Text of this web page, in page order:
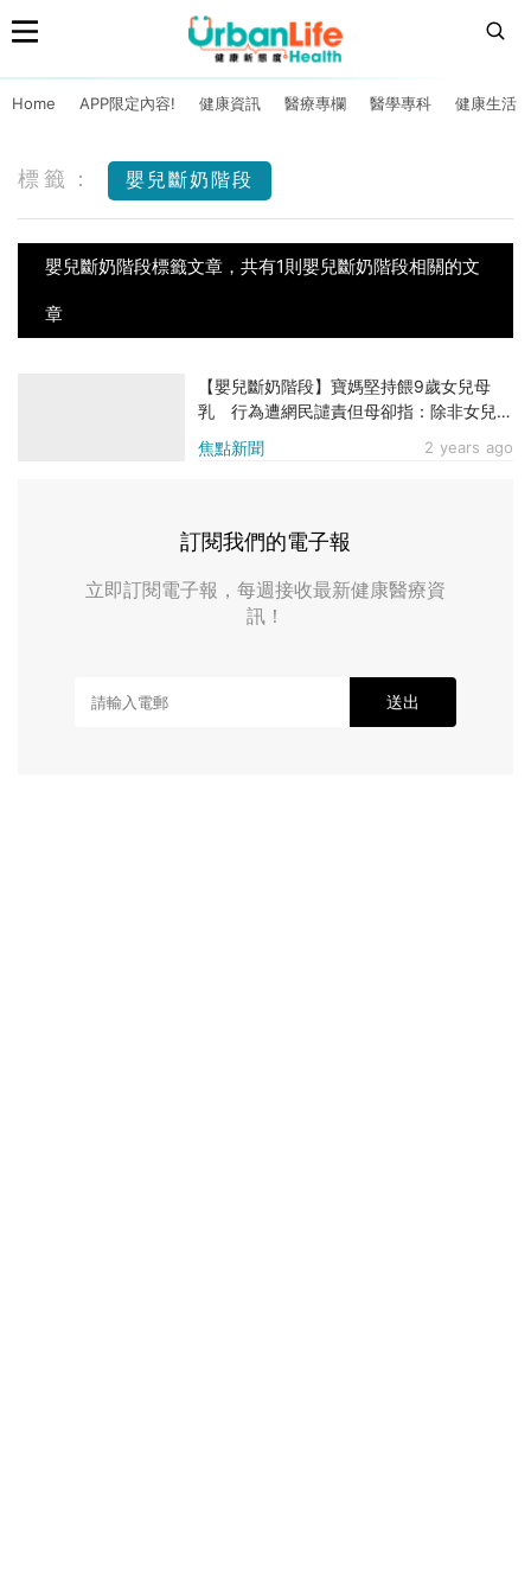
Home APP限定內容! 健康資訊 醫療專欄 醫學專科 健康生活
標籤： 嬰兒斷奶階段
嬰兒斷奶階段標籤文章，共有1則嬰兒斷奶階段相關的文
章
焦點新聞 2 years ago
【嬰兒斷奶階段】寶媽堅持餵9歲女兒母
乳 行為遭網民譴責但母卻指：除非女兒要
停止否則不會停下來
訂閱我們的電子報
立即訂閱電子報，每週接收最新健康醫療資
訊！
送出